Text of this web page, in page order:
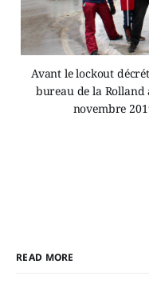
Avant le lockout
bureau de la
novembre
READ MORE